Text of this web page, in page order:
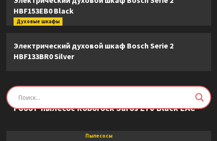
HBF153EB0 Black
Духовые шкафы
Электрический духовой шкаф Bosch Serie 2
HBF133BR0 Silver
Пылесосы
Робот-пылесос Roborock Saros Z70 Black EAC
Пылесосы